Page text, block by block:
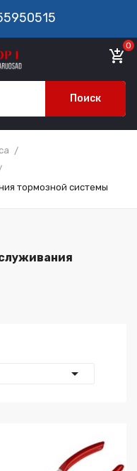
add_shopping_cart
0
Поиск
тормозной системы
